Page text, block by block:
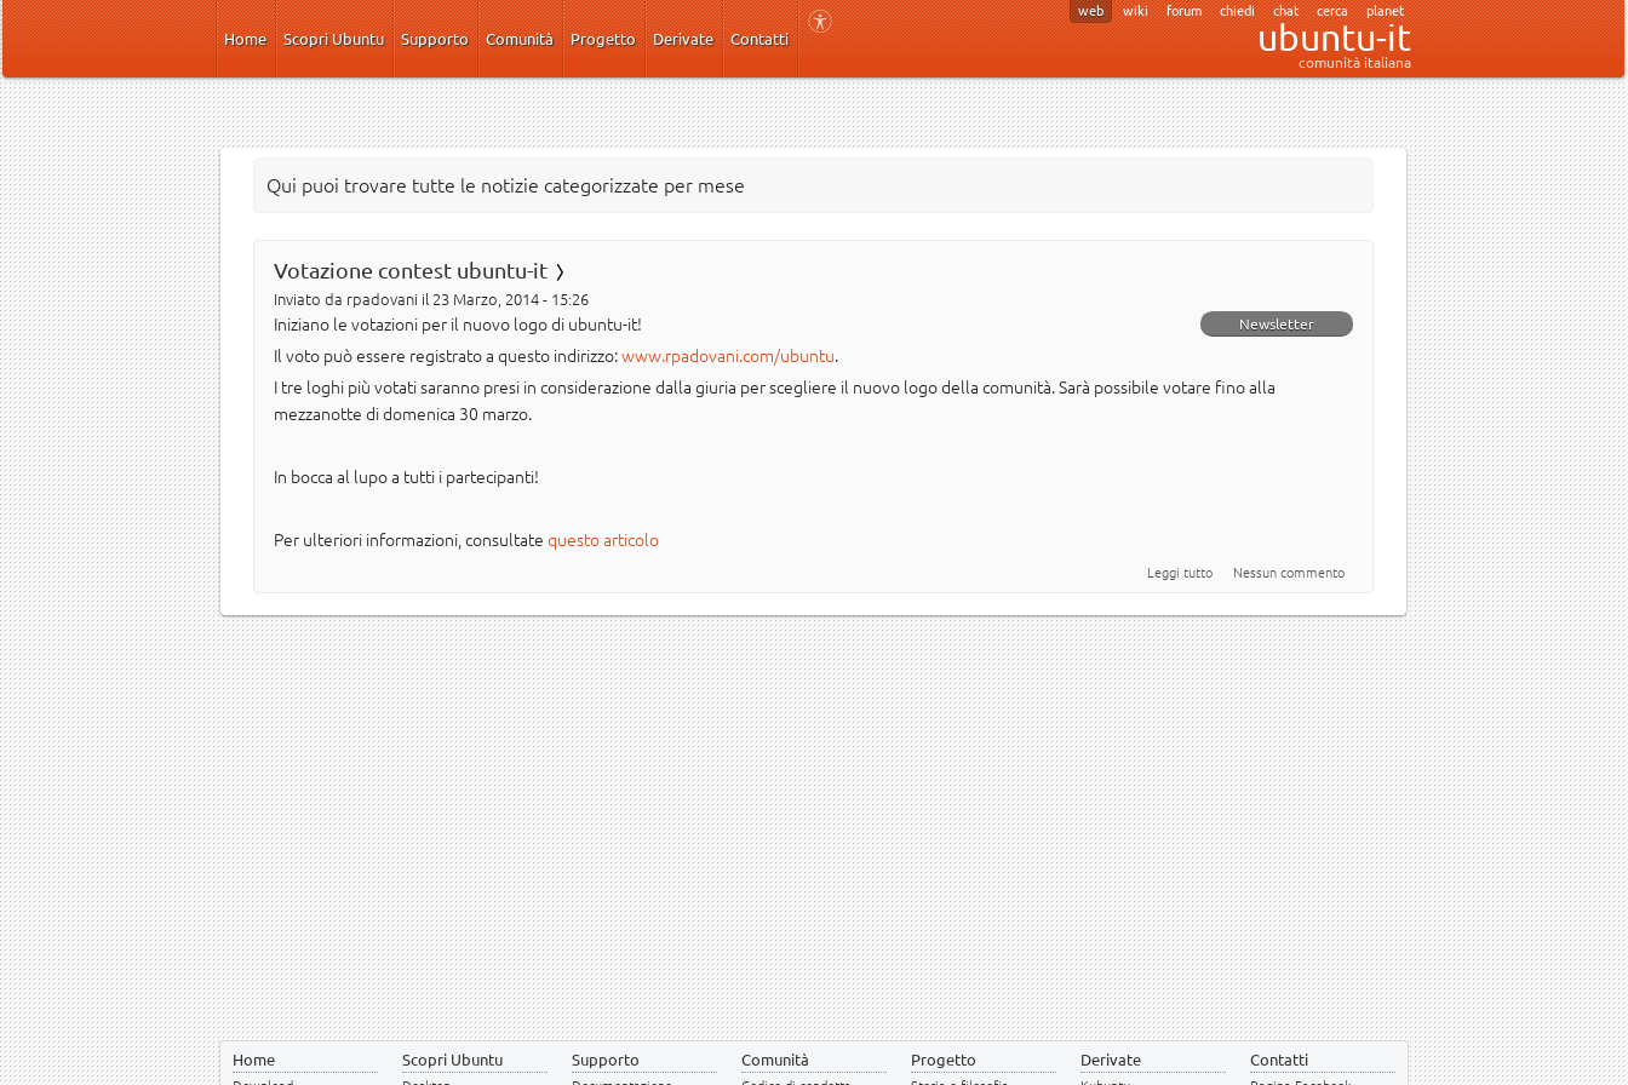
Salta al contenuto principale
Home
Scopri Ubuntu Supporto Comunità Progetto Derivate Contatti
web wiki forum chiedi chat cerca planet
ubuntu-it
comunità italiana
Qui puoi trovare tutte le notizie categorizzate per mese
Votazione contest ubuntu-it
Inviato da rpadovani il 23 Marzo, 2014 - 15:26
Newsletter
Iniziano le votazioni per il nuovo logo di ubuntu-it!
Il voto può essere registrato a questo indirizzo:www.rpadovani.com/ubuntu.
I tre loghi più votati saranno presi in considerazione dalla giuria per scegliere il nuovo logo della comunità. Sarà possibile votare fino alla
mezzanotte di domenica 30 marzo.
In bocca al lupo a tutti i partecipanti!
Per ulteriori informazioni, consultate questo articolo
Leggi tutto su Votazione contest ubuntu-it
Nessun commento
Home Scopri Ubuntu Supporto Comunità Progetto Derivate Contatti